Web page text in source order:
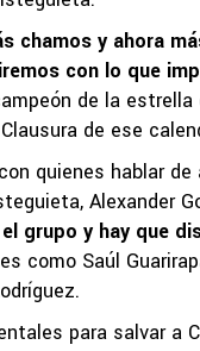
chamos y ahora
con lo que
de la
de ese
quienes hablar
Alexander
grupo y hay que
como Saúl
para salvar a